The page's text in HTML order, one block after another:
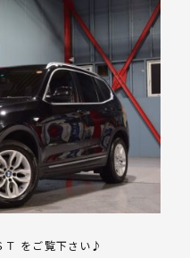
Ｔ をご覧下さい♪